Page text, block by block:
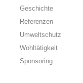
Geschichte
Referenzen
Umweltschutz
Wohltätigkeit
Sponsoring